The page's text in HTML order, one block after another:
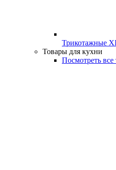
Трикотажные
Товары для кухни
Посмотреть все